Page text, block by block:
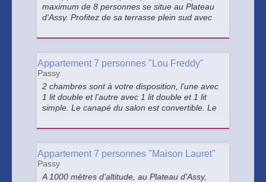
maximum de 8 personnes se situe au Plateau
d'Assy. Profitez de sa terrasse plein sud avec
Appartement 7 personnes "Lou Freddy"
Passy
2 chambres sont à votre disposition, l’une avec
1 lit double et l’autre avec 1 lit double et 1 lit
simple. Le canapé du salon est convertible. Le
Mont-Blanc et sur les montagnes alentours.
Appartement 7 personnes "Maison Lauret"
Passy
A 1000 mètres d'altitude, au Plateau d'Assy,